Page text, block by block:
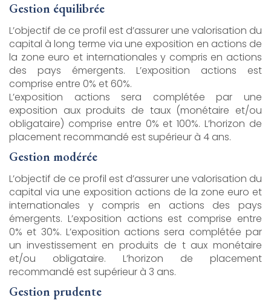
Gestion équilibrée
L’objectif de ce profil est d’assurer une valorisation du
capital à long terme via une exposition en actions de
la zone euro et internationales y compris en actions
des pays émergents. L’exposition actions est
comprise entre 0% et 60%.
L’exposition actions sera complétée par une
exposition aux produits de taux (monétaire et/ou
obligataire) comprise entre 0% et 100%. L’horizon de
placement recommandé est supérieur à 4 ans.
Gestion modérée
L’objectif de ce profil est d’assurer une valorisation du
capital via une exposition actions de la zone euro et
internationales y compris en actions des pays
émergents. L’exposition actions est comprise entre
0% et 30%. L’exposition actions sera complétée par
un investissement en produits de t aux monétaire
et/ou obligataire. L’horizon de placement
recommandé est supérieur à 3 ans.
Gestion prudente